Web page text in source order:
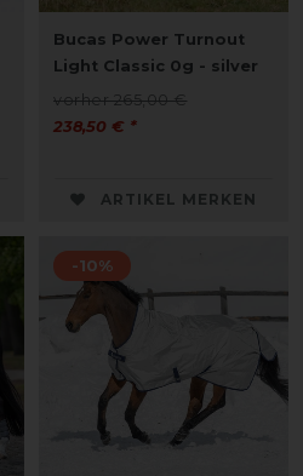
Bucas Power Turnout
Light Classic 0g - silver
vorher 265,00 €
238,50 € *
ARTIKEL MERKEN
-10%